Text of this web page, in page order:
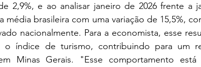
2,9%, e ao analisar janeiro de 2026 frente a
média brasileira com uma variação de 15,5%,
nacionalmente. Para a economista, esse
o índice de turismo, contribuindo para um
Minas Gerais. "Esse comportamento está